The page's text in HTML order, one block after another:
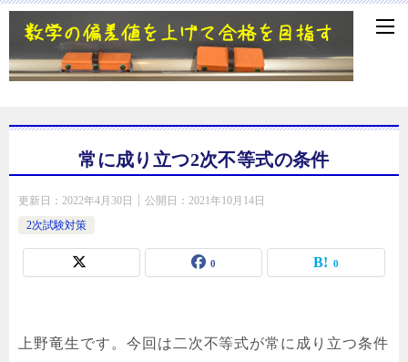
常に成り立つ2次不等式の条件
更新日： 2022年4月30日 公開日： 2021年10月14日
2次試験対策
0 0
上野竜生です。今回は二次不等式が常に成り立つ条件